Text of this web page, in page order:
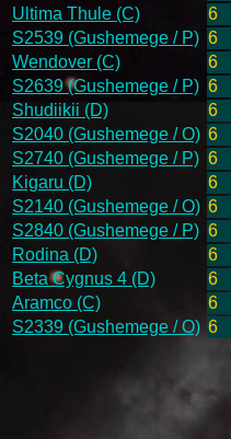
Ultima Thule (C)
6
S2539 (Gushemege / P) 6
Wendover (C)
6
S2639 (Gushemege / P) 6
Shudiikii (D)
6
S2040 (Gushemege / O) 6
S2740 (Gushemege / P) 6
Kigaru (D)
6
S2140 (Gushemege / O) 6
S2840 (Gushemege / P) 6
Rodina (D)
6
Beta Cygnus 4 (D)
6
Aramco (C)
6
S2339 (Gushemege / O) 6